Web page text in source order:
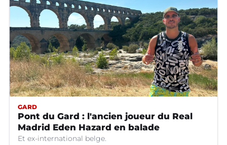
GARD
Pont du Gard : l'ancien joueur du Real
Madrid Eden Hazard en balade
Et ex-international belge.